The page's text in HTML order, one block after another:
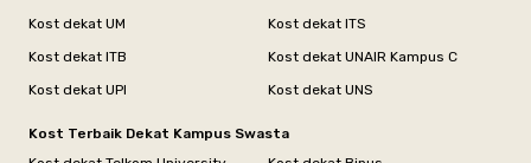
Kost dekat UM
Kost dekat ITS
Kost dekat ITB
Kost dekat UNAIR Kampus C
Kost dekat UPI
Kost dekat UNS
Kost Terbaik Dekat Kampus Swasta